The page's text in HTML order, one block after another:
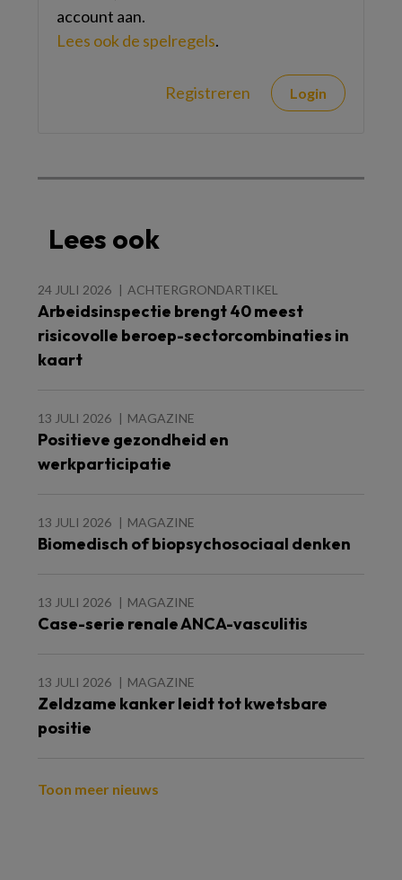
account aan.
Lees ook de spelregels.
Registreren Login
Lees ook
24 JULI 2026 ACHTERGRONDARTIKEL
Arbeidsinspectie brengt 40 meest
risicovolle beroep-sectorcombinaties in
kaart
13 JULI 2026 MAGAZINE
Positieve gezondheid en
werkparticipatie
13 JULI 2026 MAGAZINE
Biomedisch of biopsychosociaal denken
13 JULI 2026 MAGAZINE
Case-serie renale ANCA-vasculitis
13 JULI 2026 MAGAZINE
Zeldzame kanker leidt tot kwetsbare
positie
Toon meer nieuws